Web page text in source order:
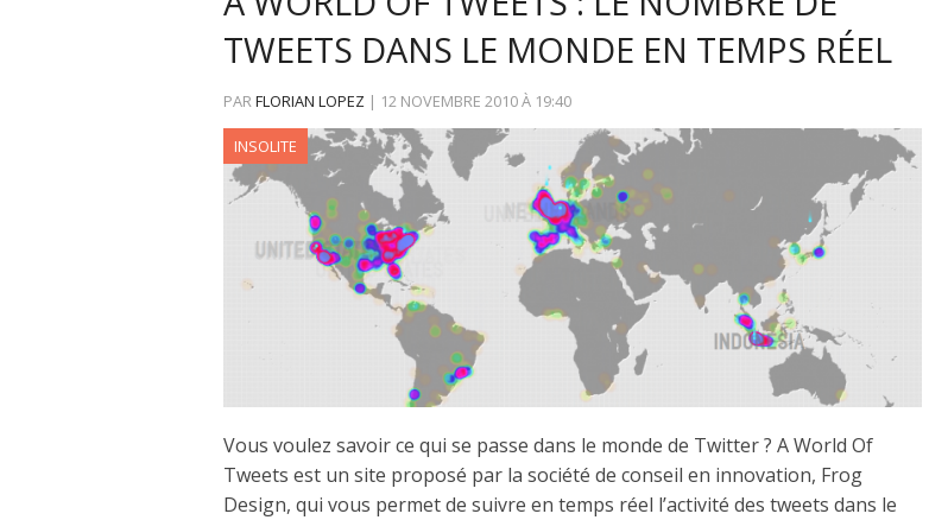
TWEETS DANS LE MONDE EN TEMPS RÉEL
PARFLORIAN LOPEZ | 12 NOVEMBRE 2010À 19:40
INSOLITE
Vous voulez savoir ce qui se passe dans le monde de Twitter ? A World Of
Tweets est un site proposé par la société de conseil en innovation, Frog
Design, qui vous permet de suivre en temps réel l’activité des tweets dans le